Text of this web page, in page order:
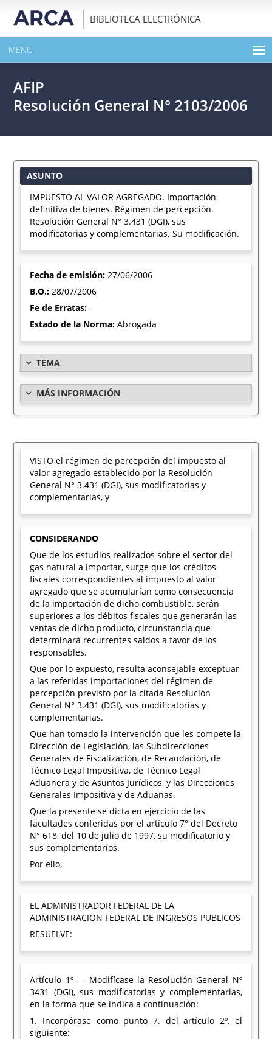
BIBLIOTECA ELECTRÓNICA
MENU
EXPANDIR TODO EL CONTENIDO DE LA PUBLICACIÓN
AFIP
Resolución General N° 2103/2006
ASUNTO
IMPUESTO AL VALOR AGREGADO. Importación
definitiva de bienes. Régimen de percepción.
Resolución General N° 3.431 (DGI), sus
modificatorias y complementarias. Su modificación.
Fecha de emisión:27/06/2006
B.O.:28/07/2006
Fe de Erratas:-
Estado de la Norma:Abrogada
TEMA
MÁS INFORMACIÓN
VISTO el régimen de percepción del impuesto al
valor agregado establecido por la Resolución
General N° 3.431 (DGI), sus modificatorias y
complementarias, y
CONSIDERANDO
Que de los estudios realizados sobre el sector del
gas natural a importar, surge que los créditos
fiscales correspondientes al impuesto al valor
agregado que se acumularían como consecuencia
de la importación de dicho combustible, serán
superiores a los débitos fiscales que generarán las
ventas de dicho producto, circunstancia que
determinará recurrentes saldos a favor de los
responsables.
Que por lo expuesto, resulta aconsejable exceptuar
a las referidas importaciones del régimen de
percepción previsto por la citada Resolución
General N° 3.431 (DGI), sus modificatorias y
complementarias.
Que han tomado la intervención que les compete la
Dirección de Legislación, las Subdirecciones
Generales de Fiscalización, de Recaudación, de
Técnico Legal Impositiva, de Técnico Legal
Aduanera y de Asuntos Jurídicos, y las Direcciones
Generales Impositiva y de Aduanas.
Que la presente se dicta en ejercicio de las
facultades conferidas por el artículo 7° del Decreto
N° 618, del 10 de julio de 1997, su modificatorio y
sus complementarios.
Por ello,
EL ADMINISTRADOR FEDERAL DE LA
ADMINISTRACION FEDERAL DE INGRESOS PUBLICOS
RESUELVE:
Artículo 1º — Modifícase la Resolución General Nº
3431 (DGI), sus modificatorias y complementarias,
en la forma que se indica a continuación:
1. Incorpórase como punto 7. del artículo 2º, el
siguiente: